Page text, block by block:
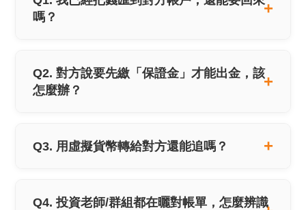
嗎？
Q2. 對方說要先繳「保證金」才能出金，該
怎麼辦？
Q3. 用虛擬貨幣轉給對方還能追嗎？
Q4. 投資老師/群組都在曬對帳單，怎麼辨識